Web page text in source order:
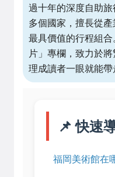
過十年的深度自助
多個國家，擅長從
最具價值的行程組
片」專欄，致力於
理成讀者一眼就能帶
📌 快速
福岡美術館在